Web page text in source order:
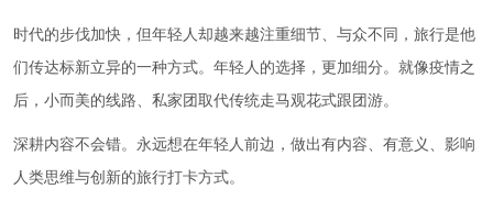
时代的步伐加快，但年轻人却越来越注重细节、与众不同，旅行是他
们传达标新立异的一种方式。年轻人的选择，更加细分。就像疫情之
后，小而美的线路、私家团取代传统走马观花式跟团游。
深耕内容不会错。永远想在年轻人前边，做出有内容、有意义、影响
人类思维与创新的旅行打卡方式。